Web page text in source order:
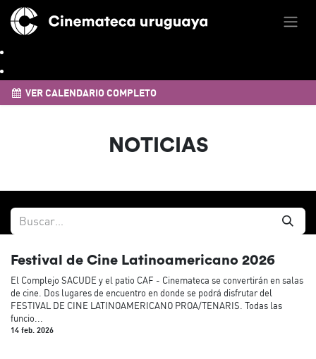
VER CALENDARIO COMPLETO
NOTICIAS
Festival de Cine Latinoamericano 2026
El Complejo SACUDE y el patio CAF - Cinemateca se convertirán en salas
de cine. Dos lugares de encuentro en donde se podrá disfrutar del
FESTIVAL DE CINE LATINOAMERICANO PROA/TENARIS. Todas las
funcio...
14 feb. 2026